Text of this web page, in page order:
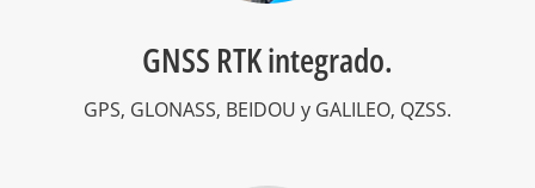
GNSS RTK integrado.
GPS, GLONASS, BEIDOU y GALILEO, QZSS.